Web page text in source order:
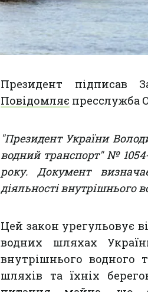
Президент підписав
Повідомляє пресслужба
"Президент України
водний транспорт" №
року. Документ
діяльності внутрішнього
Цей закон урегульовує
водних шляхах
внутрішнього водного
шляхів та їхніх